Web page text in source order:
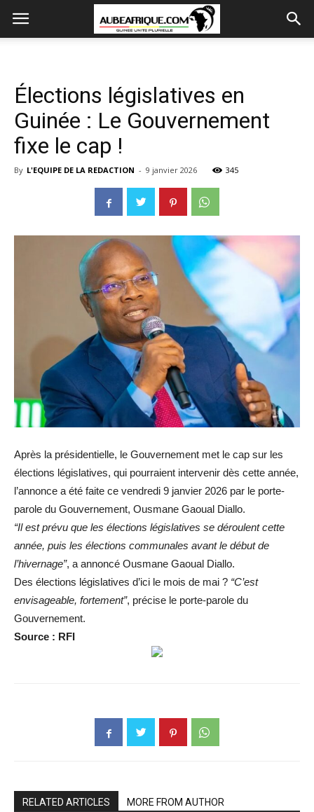
Élections législatives en
Guinée : Le Gouvernement
fixe le cap !
By L'EQUIPE DE LA REDACTION - 9 janvier 2026 345
Après la présidentielle, le Gouvernement met le cap sur les
élections législatives, qui pourraient intervenir dès cette année,
l’annonce a été faite ce vendredi 9 janvier 2026 par le porte-
parole du Gouvernement, Ousmane Gaoual Diallo.
“Il est prévu que les élections législatives se déroulent cette
année, puis les élections communales avant le début de
l’hivernage”, a annoncé Ousmane Gaoual Diallo.
Des élections législatives d’ici le mois de mai ? “C’est
envisageable, fortement”, précise le porte-parole du
Gouvernement.
Source : RFI
RELATED ARTICLES MORE FROM AUTHOR